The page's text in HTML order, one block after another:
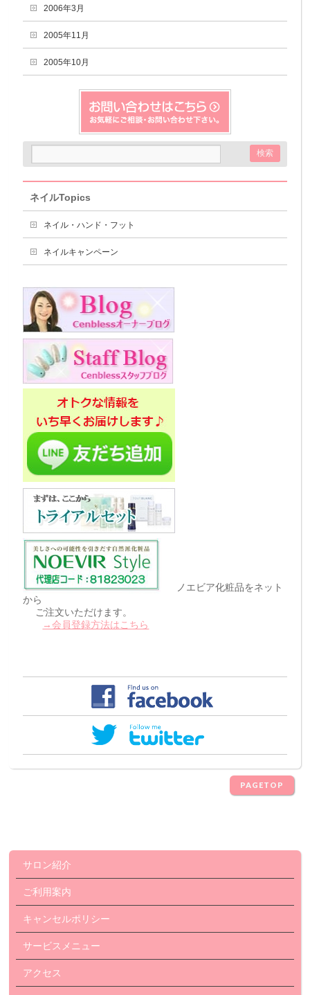
2006年3月
2005年11月
2005年10月
ネイルTopics
ネイル・ハンド・フット
ネイルキャンペーン
ノエビア化粧品をネット
から
ご注文いただけます。
→会員登録方法はこちら
PAGETOP
サロン紹介
ご利用案内
キャンセルポリシー
サービスメニュー
アクセス